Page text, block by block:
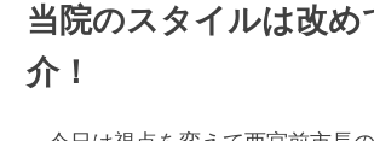
当院のスタイルは改め
介！